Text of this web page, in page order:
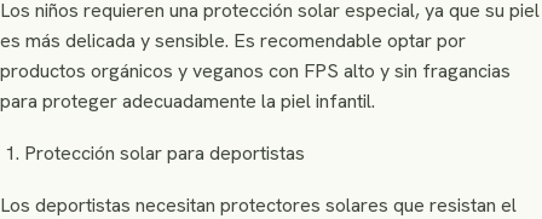
Los niños requieren una protección solar especial, ya que su piel
es más delicada y sensible. Es recomendable optar por
productos orgánicos y veganos con FPS alto y sin fragancias
para proteger adecuadamente la piel infantil.
Protección solar para deportistas
Los deportistas necesitan protectores solares que resistan el